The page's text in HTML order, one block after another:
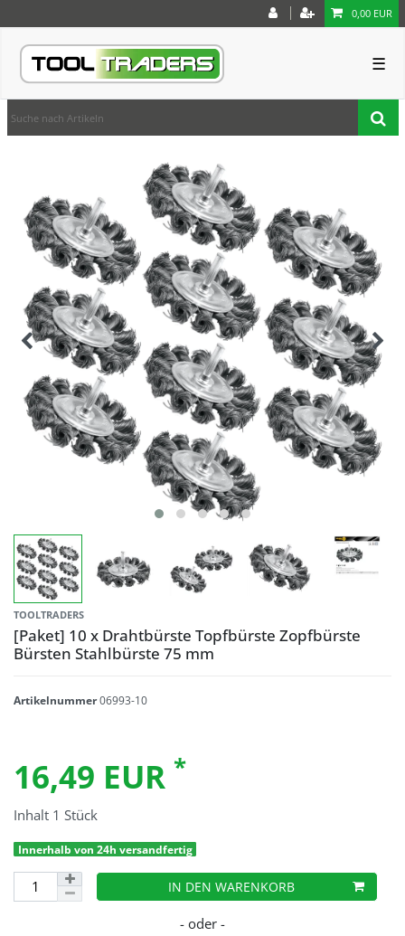
0,00 EUR
☰
TOOLTRADERS
[Paket] 10 x Drahtbürste Topfbürste Zopfbürste
Bürsten Stahlbürste 75 mm
Artikelnummer06993-10
16,49 EUR *
Inhalt 1 Stück
Innerhalb von 24h versandfertig
IN DEN WARENKORB